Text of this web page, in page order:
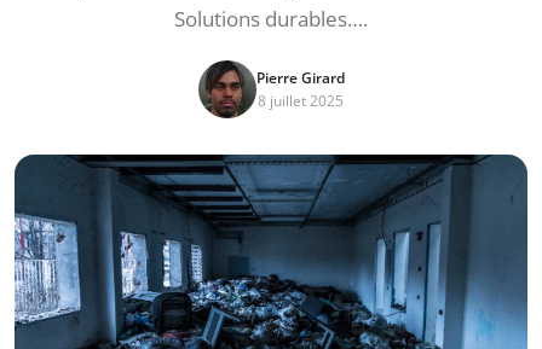
Solutions durables….
Pierre Girard
8 juillet 2025